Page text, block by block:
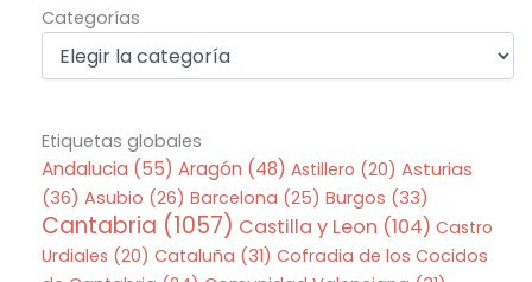
Categorías
Categorías
Etiquetas globales
Andalucia (55) Aragón (48) Astillero (20) Asturias
(36) Asubio (26) Barcelona (25) Burgos (33)
Cantabria (1057) Castilla y Leon (104) Castro
Urdiales (20) Cataluña (31) Cofradia de los Cocidos